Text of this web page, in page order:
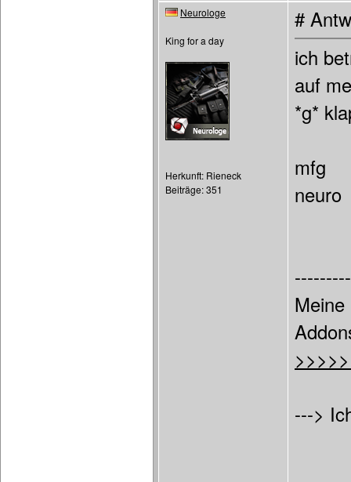
Neurologe
King for a day
Herkunft: Rieneck
Beiträge: 351
#
ich
auf
*g*
mfg
neuro
--->